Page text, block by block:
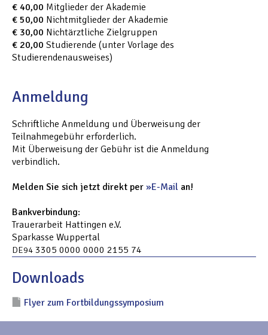
€ 40,00 Mitglieder der Akademie
€ 50,00 Nichtmitglieder der Akademie
€ 30,00 Nichtärztliche Zielgruppen
€ 20,00 Studierende (unter Vorlage des
Studierendenausweises)
Anmeldung
Schriftliche Anmeldung und Überweisung der
Teilnahmegebühr erforderlich.
Mit Überweisung der Gebühr ist die Anmeldung
verbindlich.
Melden Sie sich jetzt direkt per E-Mail an!
Bankverbindung:
Trauerarbeit Hattingen e.V.
Sparkasse Wuppertal
DE94 3305 0000 0000 2155 74
Downloads
Flyer zum Fortbildungssymposium